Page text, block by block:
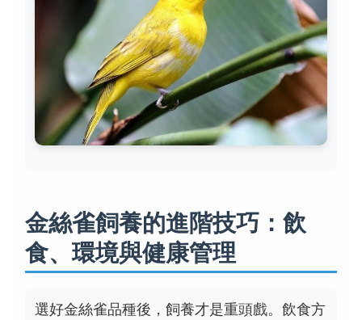
金絲雀飼養的進階技巧：飲
食、環境與健康管理
選好金絲雀品種後，飼養才是重頭戲。飲食方